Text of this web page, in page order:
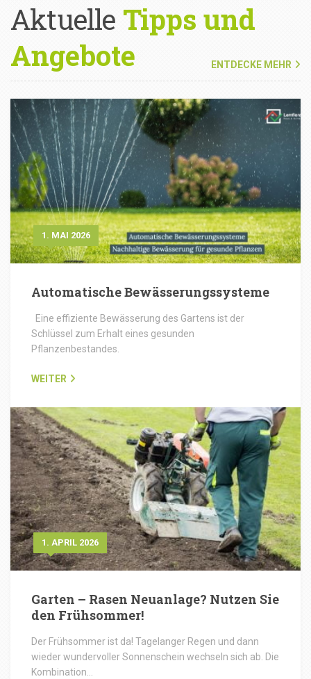
Aktuelle Tipps und
Angebote
ENTDECKE MEHR
1. MAI 2026
Automatische Bewässerungssysteme
Eine effiziente Bewässerung des Gartens ist der
Schlüssel zum Erhalt eines gesunden
Pflanzenbestandes.
WEITER
1. APRIL 2026
Garten – Rasen Neuanlage? Nutzen Sie
den Frühsommer!
Der Frühsommer ist da! Tagelanger Regen und dann
wieder wundervoller Sonnenschein wechseln sich ab. Die
Kombination…